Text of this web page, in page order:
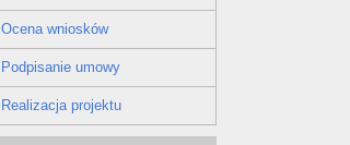
Ocena wniosków
Podpisanie umowy
Realizacja projektu